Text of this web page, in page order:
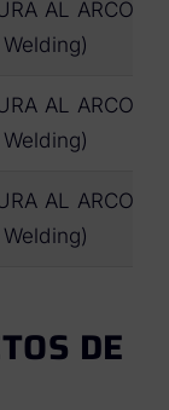
AL ARCO
AL ARCO
AL ARCO
DE